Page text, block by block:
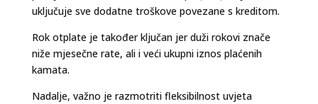
uključuje sve dodatne troškove povezane s kreditom.
Rok otplate je također ključan jer duži rokovi znače
niže mjesečne rate, ali i veći ukupni iznos plaćenih
kamata.
Nadalje, važno je razmotriti fleksibilnost uvjeta